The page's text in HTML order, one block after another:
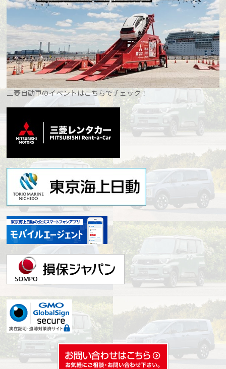
三菱自動車のイベントはこちらでチェック！